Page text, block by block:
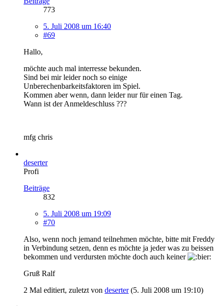
773
5. Juli 2008 um 16:40
#69
Hallo,
möchte auch mal interresse bekunden.
Sind bei mir leider noch so einige
Unberechenbarkeitsfaktoren im Spiel.
Kommen aber wenn, dann leider nur für einen Tag.
Wann ist der Anmeldeschluss ???
mfg chris
deserter
Profi
Beiträge
832
5. Juli 2008 um 19:09
#70
Also, wenn noch jemand teilnehmen möchte, bitte mit Freddy
in Verbindung setzen, denn es möchte ja jeder was zu beissen
bekommen und verdursten möchte doch auch keiner
Gruß Ralf
2 Mal editiert, zuletzt von deserter(5. Juli 2008 um 19:10)